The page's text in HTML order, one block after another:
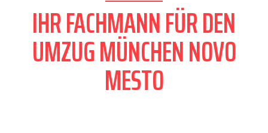
IHR FACHMANN FÜR DEN
UMZUG MÜNCHEN NOVO
MESTO